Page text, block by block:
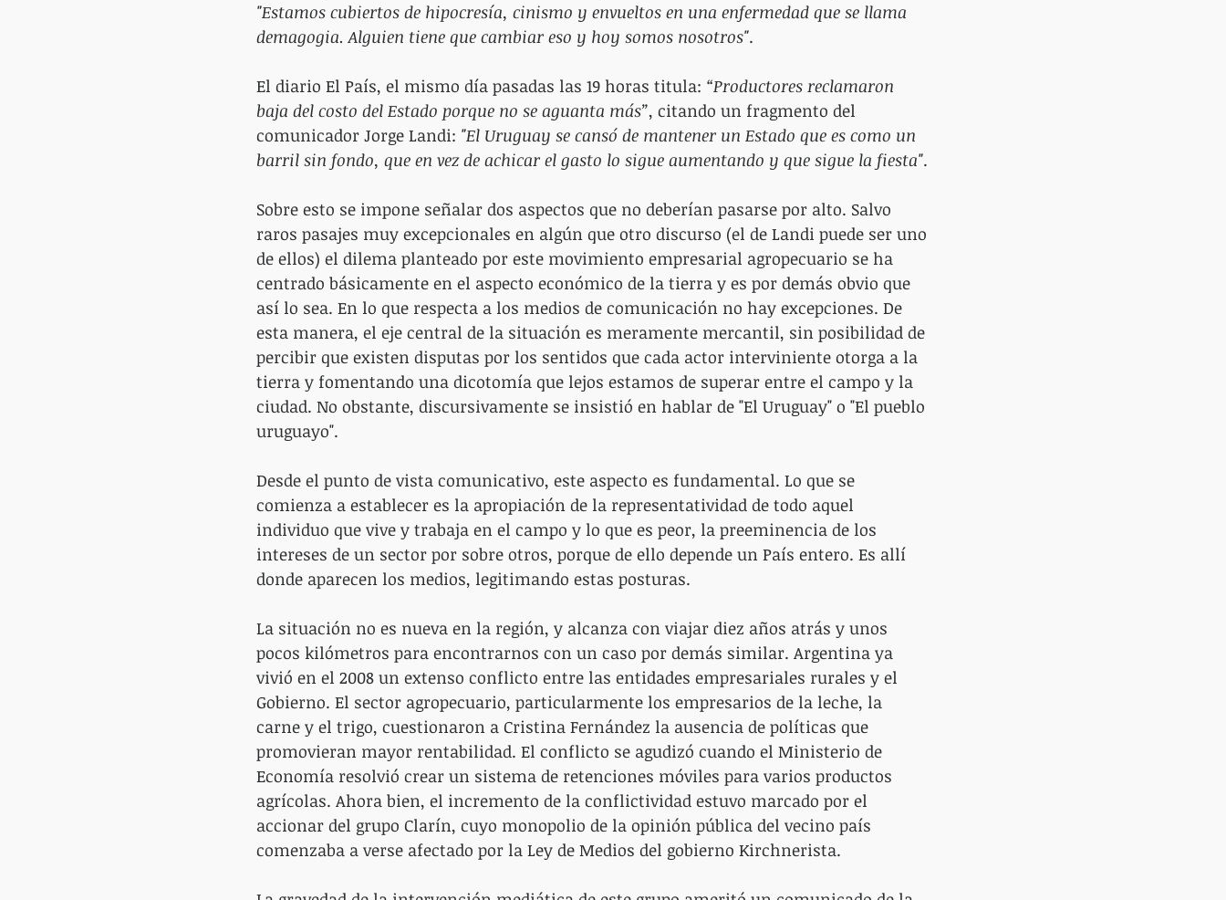
"Estamos cubiertos de hipocresía, cinismo y envueltos en una enfermedad que se llama
demagogia. Alguien tiene que cambiar eso y hoy somos nosotros".
El diario El País, el mismo día pasadas las 19 horas titula: “Productores reclamaron
baja del costo del Estado porque no se aguanta más”, citando un fragmento del
comunicador Jorge Landi: "El Uruguay se cansó de mantener un Estado que es como un
barril sin fondo, que en vez de achicar el gasto lo sigue aumentando y que sigue la fiesta".
Sobre esto se impone señalar dos aspectos que no deberían pasarse por alto. Salvo
raros pasajes muy excepcionales en algún que otro discurso (el de Landi puede ser uno
de ellos) el dilema planteado por este movimiento empresarial agropecuario se ha
centrado básicamente en el aspecto económico de la tierra y es por demás obvio que
así lo sea. En lo que respecta a los medios de comunicación no hay excepciones. De
esta manera, el eje central de la situación es meramente mercantil, sin posibilidad de
percibir que existen disputas por los sentidos que cada actor interviniente otorga a la
tierra y fomentando una dicotomía que lejos estamos de superar entre el campo y la
ciudad. No obstante, discursivamente se insistió en hablar de "El Uruguay" o "El pueblo
uruguayo".
Desde el punto de vista comunicativo, este aspecto es fundamental. Lo que se
comienza a establecer es la apropiación de la representatividad de todo aquel
individuo que vive y trabaja en el campo y lo que es peor, la preeminencia de los
intereses de un sector por sobre otros, porque de ello depende un País entero. Es allí
donde aparecen los medios, legitimando estas posturas.
La situación no es nueva en la región, y alcanza con viajar diez años atrás y unos
pocos kilómetros para encontrarnos con un caso por demás similar. Argentina ya
vivió en el 2008 un extenso conflicto entre las entidades empresariales rurales y el
Gobierno. El sector agropecuario, particularmente los empresarios de la leche, la
carne y el trigo, cuestionaron a Cristina Fernández la ausencia de políticas que
promovieran mayor rentabilidad. El conflicto se agudizó cuando el Ministerio de
Economía resolvió crear un sistema de retenciones móviles para varios productos
agrícolas. Ahora bien, el incremento de la conflictividad estuvo marcado por el
accionar del grupo Clarín, cuyo monopolio de la opinión pública del vecino país
comenzaba a verse afectado por la Ley de Medios del gobierno Kirchnerista.